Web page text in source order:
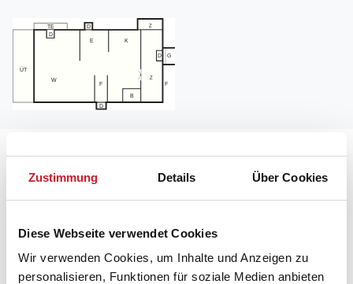
Zustimmung Details Über Cookies
Diese Webseite verwendet Cookies
Wir verwenden Cookies, um Inhalte und Anzeigen zu
personalisieren, Funktionen für soziale Medien anbieten
Lageplan
Adresse
Nørkærsvej 10
Hou
9370 Hals